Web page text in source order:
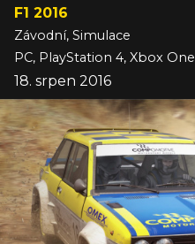
F1 2016
Závodní, Simulace
PC, PlayStation 4, Xbox One
18. srpen 2016